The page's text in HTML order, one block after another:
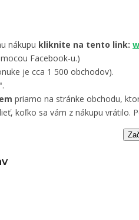
nákupu kliknite na tento link:
Facebook-u.)
je cca 1 500 obchodov).
.
priamo na stránke obchodu,
koľko sa vám z nákupu